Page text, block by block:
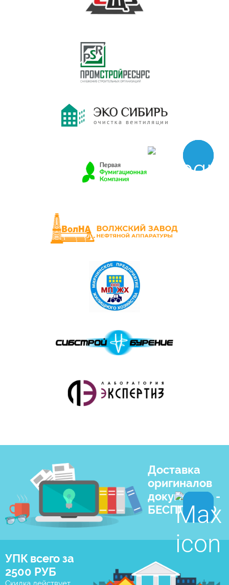
Доставка
оригиналов
документов -
БЕСПЛАТНО
УПК всего за
2500 РУБ